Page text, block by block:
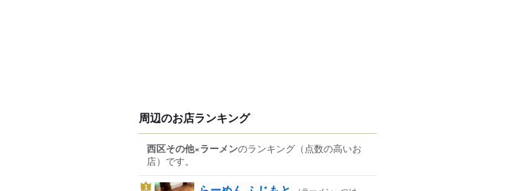
周辺のお店ランキング
西区その他×ラーメンのランキング （点数の高いお
店） です。
1